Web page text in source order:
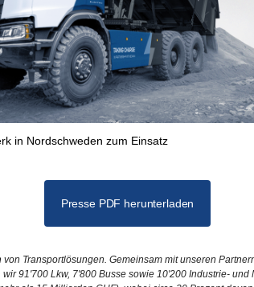
in Nordschweden zum Einsatz
Presse PDF herunterladen
Transportlösungen. Gemeinsam mit unseren
91'700 Lkw, 7'800 Busse sowie 10'200 Industrie-